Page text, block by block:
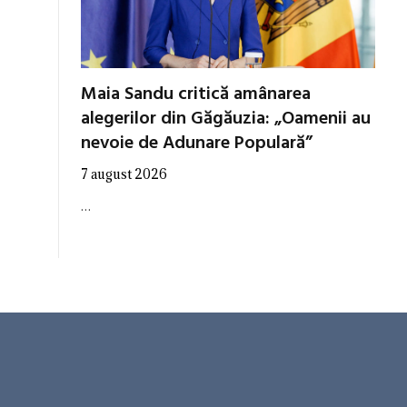
Maia Sandu critică amânarea
alegerilor din Găgăuzia: „Oamenii au
nevoie de Adunare Populară”
7 august 2026
…